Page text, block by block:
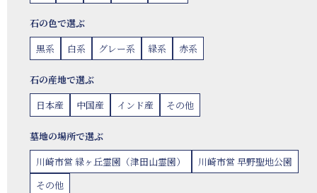
石の色で選ぶ
黒系
白系 グレー系 緑系 赤系
石の産地で選ぶ
日本産
中国産 インド産 その他
墓地の場所で選ぶ
川崎市営 緑ヶ丘霊園（津田山霊園）
川崎市営 早野聖地公園
その他